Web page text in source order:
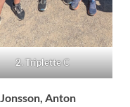
2. TripletteC
Anton